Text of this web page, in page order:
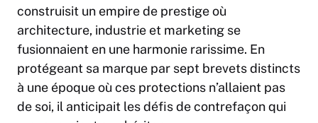
construisit un empire de prestige où
architecture, industrie et marketing se
fusionnaient en une harmonie rarissime. En
protégeant sa marque par sept brevets distincts
à une époque où ces protections n’allaient pas
de soi, il anticipait les défis de contrefaçon qui